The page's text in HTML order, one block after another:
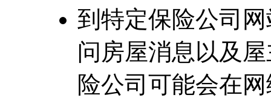
到特定保险公司
问房屋消息以及
险公司可能会在